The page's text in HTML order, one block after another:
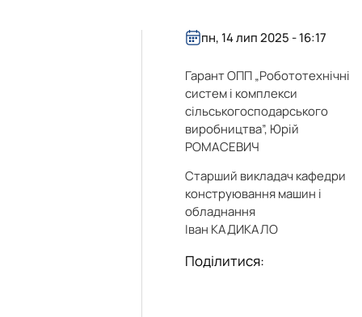
пн, 14 лип 2025 - 16:17
Гарант ОПП „Робототехнічні
систем і комплекси
сільськогосподарського
виробництва”, Юрій
РОМАСЕВИЧ
Старший викладач кафедри
конструювання машин і
обладнання
Іван КАДИКАЛО
Поділитися: